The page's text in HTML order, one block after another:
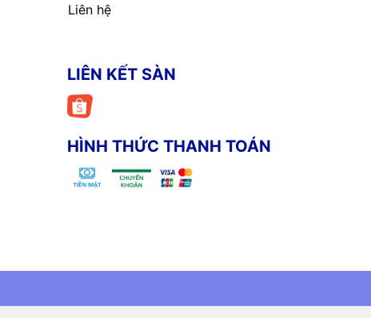
Liên hệ
LIÊN KẾT SÀN
HÌNH THỨC THANH TOÁN